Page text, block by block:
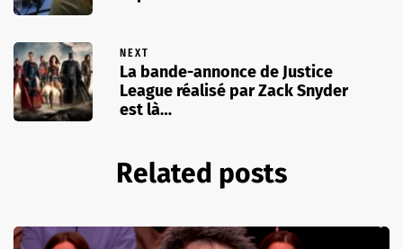
NEXT
La bande-annonce de Justice
League réalisé par Zack Snyder
est là…
Related posts